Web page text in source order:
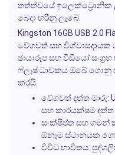
තත්ත්වයේ ඉලෙක්ට්‍රොනික
බෙදා හරිනු ලැබේ.
Kingston 16GB USB 2.0
වේගවත් සහ විශ්වාසදායක
ඡායාරූප සහ වීඩියෝ
ෆ්ලෑෂ් ධාවකය ඔබේ ගොනු
කරයි.
වේගවත් දත්ත මාරු:
සහ කාර්යක්ෂම
සංක්ෂිප්ත සහ ගමන්
ඕනෑම ස්ථානයක
විවිධ භාවිතය: